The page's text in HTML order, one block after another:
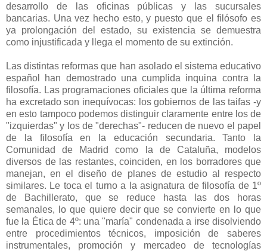
desarrollo de las oficinas públicas y las sucursales
bancarias. Una vez hecho esto, y puesto que el filósofo es
ya prolongación del estado, su existencia se demuestra
como injustificada y llega el momento de su extinción.
Las distintas reformas que han asolado el sistema educativo
español han demostrado una cumplida inquina contra la
filosofía. Las programaciones oficiales que la última reforma
ha excretado son inequívocas: los gobiernos de las taifas -y
en esto tampoco podemos distinguir claramente entre los de
"izquierdas" y los de "derechas"- reducen de nuevo el papel
de la filosofía en la educación secundaria. Tanto la
Comunidad de Madrid como la de Cataluña, modelos
diversos de las restantes, coinciden, en los borradores que
manejan, en el diseño de planes de estudio al respecto
similares. Le toca el turno a la asignatura de filosofía de 1º
de Bachillerato, que se reduce hasta las dos horas
semanales, lo que quiere decir que se convierte en lo que
fue la Ética de 4º: una "maría" condenada a irse disolviendo
entre procedimientos técnicos, imposición de saberes
instrumentales, promoción y mercadeo de tecnologías